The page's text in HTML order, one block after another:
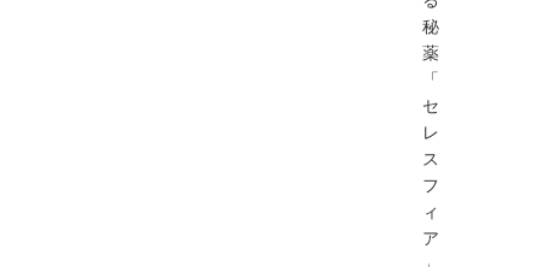
秘
薬
「
セ
レ
ス
フ
ィ
ア